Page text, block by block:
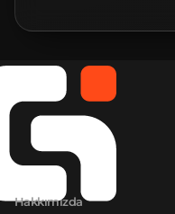
FN
Şirket
Hakkımızda